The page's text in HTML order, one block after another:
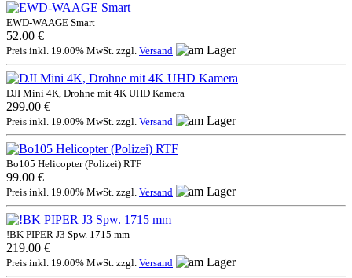
EWD-WAAGE Smart
52.00 €
Preis inkl. 19.00% MwSt. zzgl. Versand
DJI Mini 4K, Drohne mit 4K UHD Kamera
299.00 €
Preis inkl. 19.00% MwSt. zzgl. Versand
Bo105 Helicopter (Polizei) RTF
99.00 €
Preis inkl. 19.00% MwSt. zzgl. Versand
!BK PIPER J3 Spw. 1715 mm
219.00 €
Preis inkl. 19.00% MwSt. zzgl. Versand